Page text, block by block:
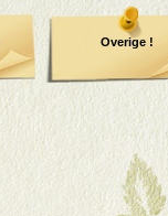
Overige !